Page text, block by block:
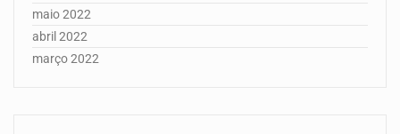
maio 2022
abril 2022
março 2022